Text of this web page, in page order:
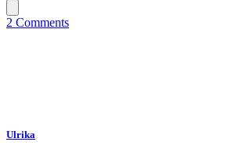
2 Comments
Ulrika